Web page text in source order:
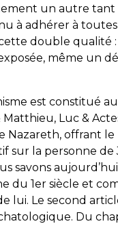
un autre
à adhérer à
double qualité
même un
est constitué
Matthieu, Luc &
Nazareth, offrant
sur la personne de
savons
du 1er siècle et
lui. Le second
Du